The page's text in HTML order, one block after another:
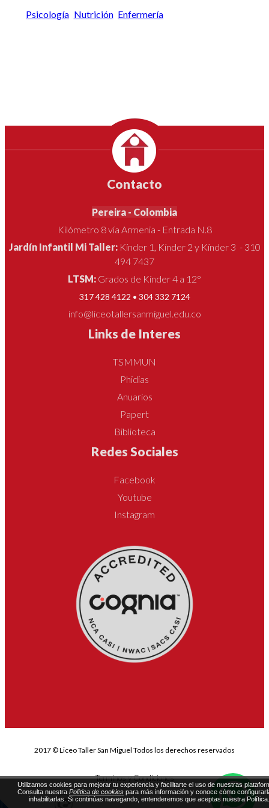
EGRESADOS
Psicología Nutrición Enfermería
Contacto
Pereira - Colombia
Kilómetro 8 vía Armenia - Entrada N.8
Jardín Infantil Mi Taller: Kínder 1, Kínder 2 y Kínder 3 - 310
494 7437
LTSM: Grados de Kínder 4 a 12°
317 428 4122 • 304 332 7124
info@liceotallersanmiguel.edu.co
Links de Interes
TSMMUN
Phidias
Anuarios
Papert
Biblioteca
Redes Sociales
Facebook
Youtube
Instagram
2017 © Liceo Taller San Miguel Todos los derechos reservados
Terminos y Condiciones
Utilizamos cookies para mejorar tu experiencia y facilitarte el uso de nuestras
Consulta nuestra Política de cookies para más información y conoce cómo
inhabilitarlas. Si continúas navegando, entenderemos que aceptas nuestra Política.